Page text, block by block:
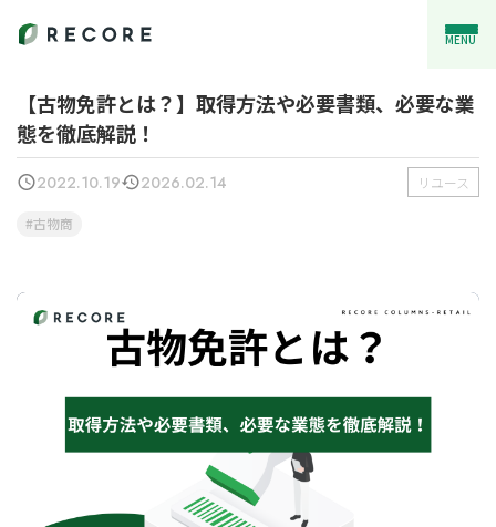
MENU
【古物免許とは？】取得方法や必要書類、必要な業
態を徹底解説！
2022.10.19 2026.02.14 リユース
古物商